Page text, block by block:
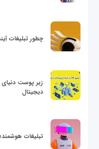
چطور تبلیغات
دیجیتال
تبلیغات